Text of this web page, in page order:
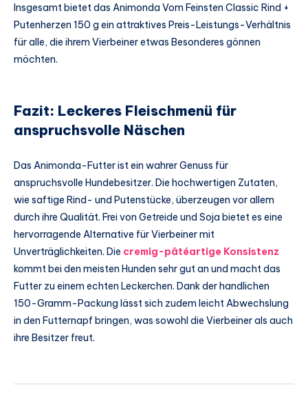
Insgesamt bietet das Animonda Vom Feinsten Classic Rind +
Putenherzen 150 g ein attraktives Preis-Leistungs-Verhältnis
für alle, die ihrem Vierbeiner etwas Besonderes gönnen
möchten.
Fazit: Leckeres Fleischmenü für
anspruchsvolle Näschen
Das Animonda-Futter ist ein wahrer Genuss für
anspruchsvolle Hundebesitzer. Die hochwertigen Zutaten,
wie saftige Rind- und Putenstücke, überzeugen vor allem
durch ihre Qualität. Frei von Getreide und Soja bietet es eine
hervorragende Alternative für Vierbeiner mit
Unverträglichkeiten. Die cremig-pâtéartige Konsistenz
kommt bei den meisten Hunden sehr gut an und macht das
Futter zu einem echten Leckerchen. Dank der handlichen
150-Gramm-Packung lässt sich zudem leicht Abwechslung
in den Futternapf bringen, was sowohl die Vierbeiner als auch
ihre Besitzer freut.